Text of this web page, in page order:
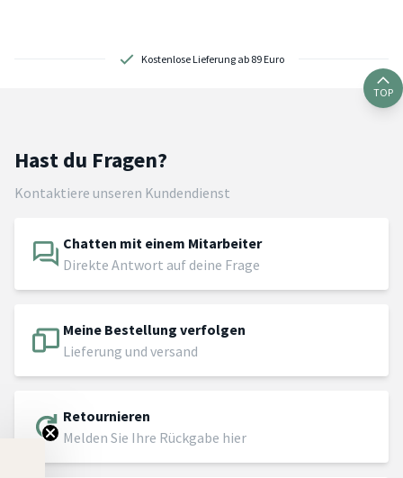
Kostenlose Lieferung ab 89 Euro
TOP
Hast du Fragen?
Kontaktiere unseren Kundendienst
Chatten mit einem Mitarbeiter
Direkte Antwort auf deine Frage
Meine Bestellung verfolgen
Lieferung und versand
Retournieren
Melden Sie Ihre Rückgabe hier